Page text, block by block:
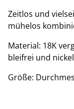
Zeitlos und
mühelos
Material: 18K
bleifrei und
Größe: